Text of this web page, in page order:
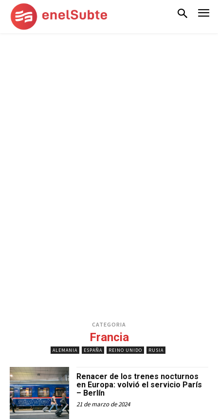
CATEGORIA
Francia
ALEMANIA ESPAÑA REINO UNIDO RUSIA
Renacer de los trenes nocturnos
en Europa: volvió el servicio París
– Berlín
21 de marzo de 2024